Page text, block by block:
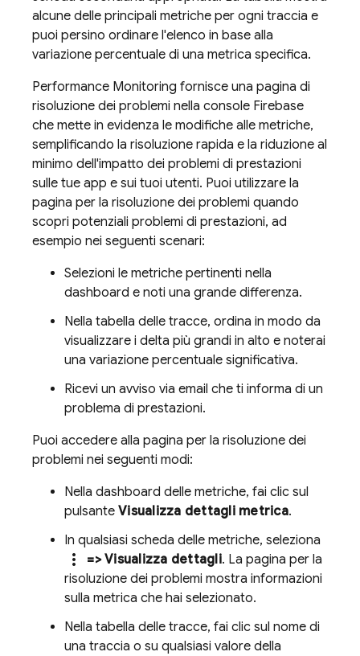
alcune delle principali metriche per ogni traccia e
puoi persino ordinare l'elenco in base alla
variazione percentuale di una metrica specifica.
Performance Monitoring fornisce una pagina di
risoluzione dei problemi nella console Firebase
che mette in evidenza le modifiche alle metriche,
semplificando la risoluzione rapida e la riduzione al
minimo dell'impatto dei problemi di prestazioni
sulle tue app e sui tuoi utenti. Puoi utilizzare la
pagina per la risoluzione dei problemi quando
scopri potenziali problemi di prestazioni, ad
esempio nei seguenti scenari:
Selezioni le metriche pertinenti nella
dashboard e noti una grande differenza.
Nella tabella delle tracce, ordina in modo da
visualizzare i delta più grandi in alto e noterai
una variazione percentuale significativa.
Ricevi un avviso via email che ti informa di un
problema di prestazioni.
Puoi accedere alla pagina per la risoluzione dei
problemi nei seguenti modi:
Nella dashboard delle metriche, fai clic sul
pulsante Visualizza dettagli metrica.
In qualsiasi scheda delle metriche, seleziona
more_vert => Visualizza dettagli. La pagina per la
risoluzione dei problemi mostra informazioni
sulla metrica che hai selezionato.
Nella tabella delle tracce, fai clic sul nome di
una traccia o su qualsiasi valore della